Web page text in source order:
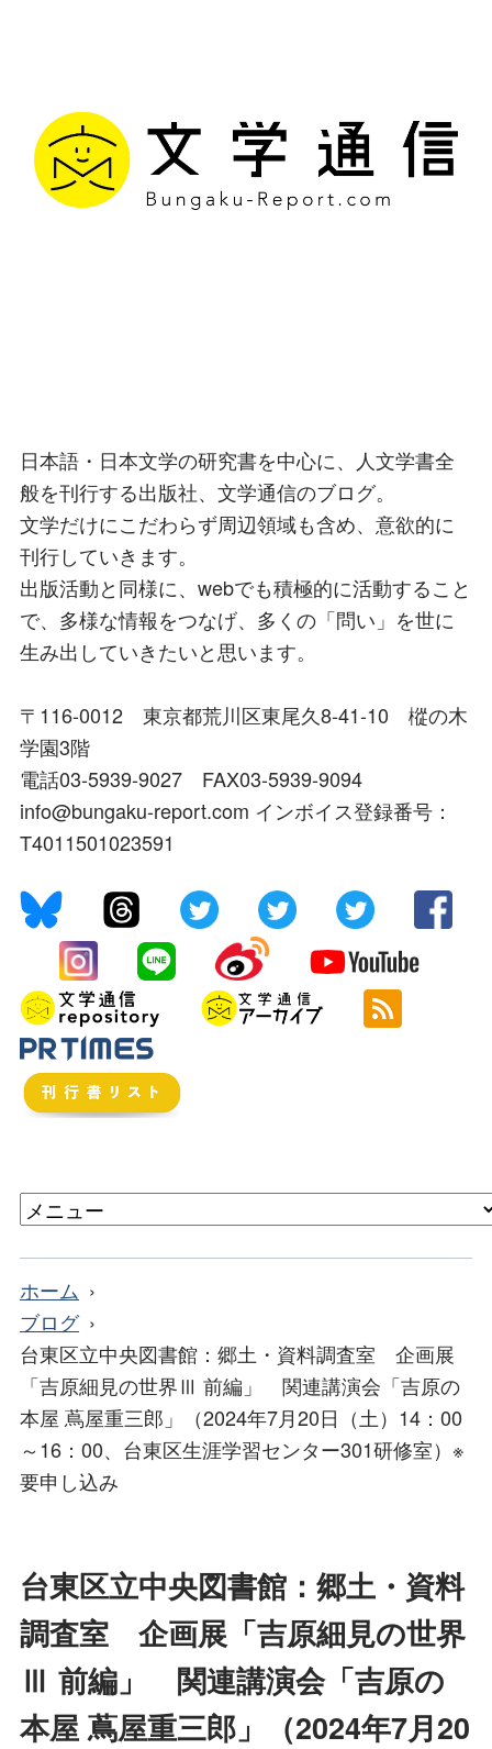
日本語・日本文学の研究書を中心に、人文学書全
般を刊行する出版社、文学通信のブログ。
文学だけにこだわらず周辺領域も含め、意欲的に
刊行していきます。
出版活動と同様に、webでも積極的に活動すること
で、多様な情報をつなげ、多くの「問い」を世に
生み出していきたいと思います。
〒116-0012 東京都荒川区東尾久8-41-10 樅の木
学園3階
電話03-5939-9027 FAX03-5939-9094
info@bungaku-report.com インボイス登録番号：
T4011501023591
ホーム
ブログ
台東区立中央図書館：郷土・資料調査室 企画展
「吉原細見の世界Ⅲ 前編」 関連講演会「吉原の
本屋 蔦屋重三郎」（2024年7月20日（土）14：00
～16：00、台東区生涯学習センター301研修室）※
要申し込み
台東区立中央図書館：郷土・資料
調査室 企画展「吉原細見の世界
Ⅲ 前編」 関連講演会「吉原の
本屋 蔦屋重三郎」（2024年7月20